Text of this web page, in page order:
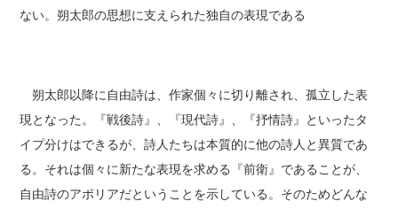
ない。朔太郎の思想に支えられた独自の表現である
朔太郎以降に自由詩は、作家個々に切り離され、孤立した表
現となった。『戦後詩』、『現代詩』、『抒情詩』といったタ
イプ分けはできるが、詩人たちは本質的に他の詩人と異質であ
る。それは個々に新たな表現を求める『前衛』であることが、
自由詩のアポリアだということを示している。そのためどんな